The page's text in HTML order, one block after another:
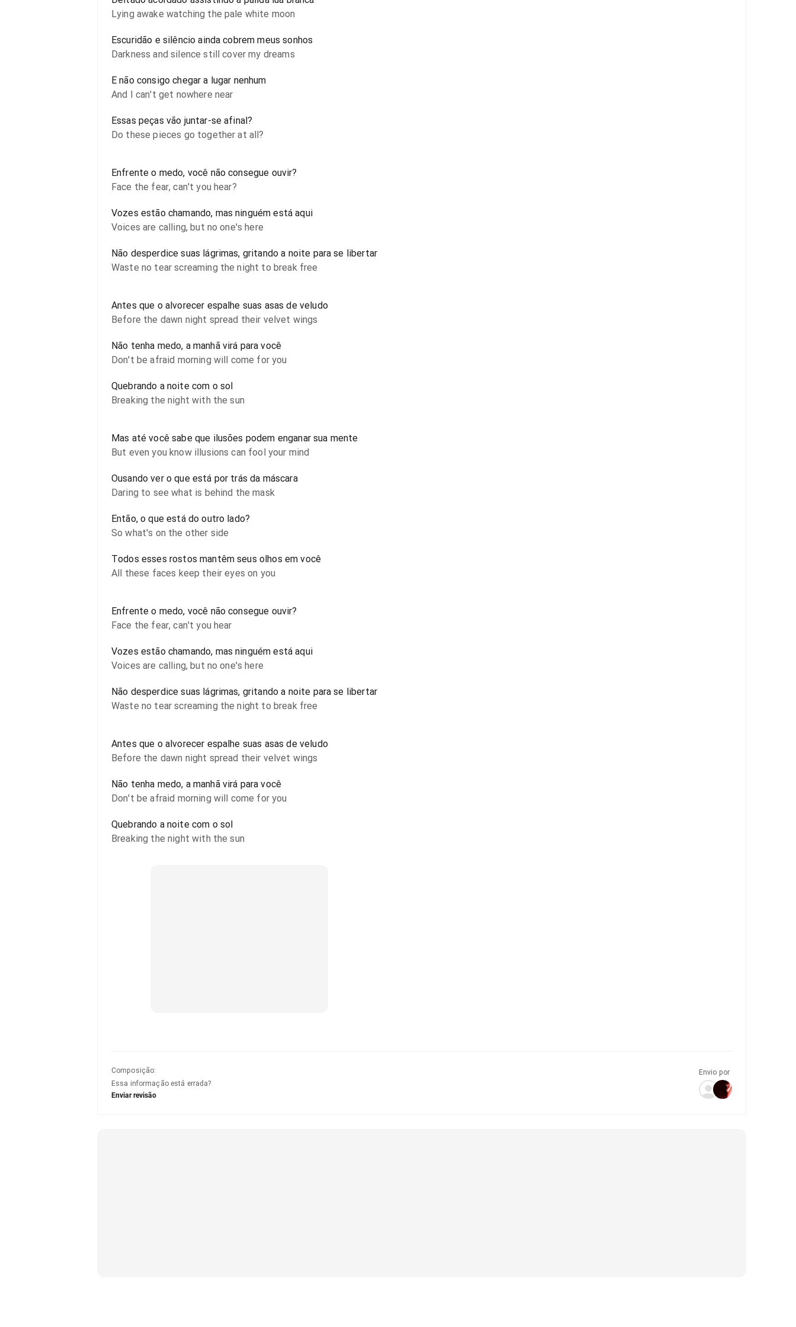
Lying awake watching the pale white moon
Escuridão e silêncio ainda cobrem meus sonhos
Darkness and silence still cover my dreams
E não consigo chegar a lugar nenhum
And I can't get nowhere near
Essas peças vão juntar-se afinal?
Do these pieces go together at all?
Enfrente o medo, você não consegue ouvir?
Face the fear, can't you hear?
Vozes estão chamando, mas ninguém está aqui
Voices are calling, but no one's here
Não desperdice suas lágrimas, gritando a noite para se libertar
Waste no tear screaming the night to break free
Antes que o alvorecer espalhe suas asas de veludo
Before the dawn night spread their velvet wings
Não tenha medo, a manhã virá para você
Don't be afraid morning will come for you
Quebrando a noite com o sol
Breaking the night with the sun
Mas até você sabe que ilusões podem enganar sua mente
But even you know illusions can fool your mind
Ousando ver o que está por trás da máscara
Daring to see what is behind the mask
Então, o que está do outro lado?
So what's on the other side
Todos esses rostos mantêm seus olhos em você
All these faces keep their eyes on you
Enfrente o medo, você não consegue ouvir?
Face the fear, can't you hear
Vozes estão chamando, mas ninguém está aqui
Voices are calling, but no one's here
Não desperdice suas lágrimas, gritando a noite para se libertar
Waste no tear screaming the night to break free
Antes que o alvorecer espalhe suas asas de veludo
Before the dawn night spread their velvet wings
Não tenha medo, a manhã virá para você
Don't be afraid morning will come for you
Quebrando a noite com o sol
Breaking the night with the sun
Composição:
Essa informação está errada?
Enviar revisão
Envio por